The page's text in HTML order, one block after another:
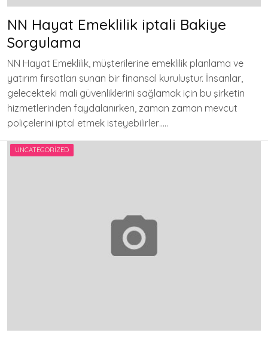
NN Hayat Emeklilik iptali Bakiye
Sorgulama
NN Hayat Emeklilik, müşterilerine emeklilik planlama ve
yatırım fırsatları sunan bir finansal kuruluştur. İnsanlar,
gelecekteki mali güvenliklerini sağlamak için bu şirketin
hizmetlerinden faydalanırken, zaman zaman mevcut
poliçelerini iptal etmek isteyebilirler…..
UNCATEGORIZED